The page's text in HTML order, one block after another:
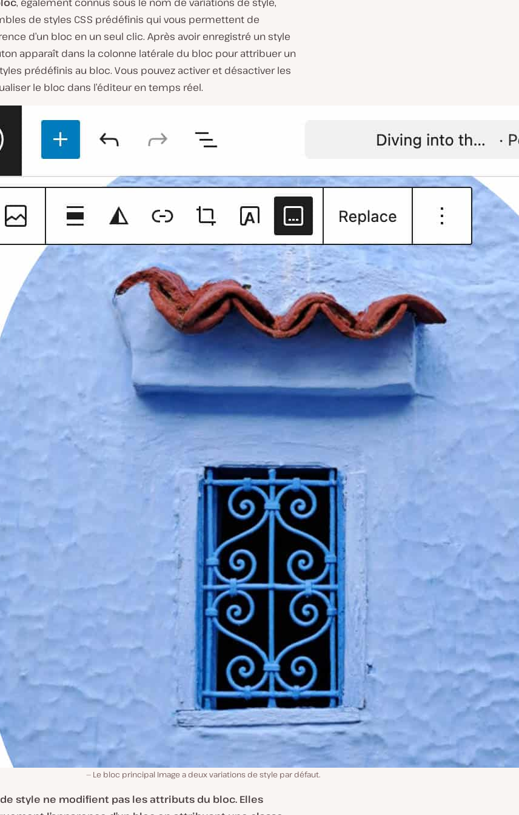
de styles CSS prédéfinis qui vous permettent de
d’un bloc en un seul clic. Après avoir enregistré un style
apparaît dans la colonne latérale du bloc pour attribuer un
prédéfinis au bloc. Vous pouvez activer et désactiver les
le bloc dans l’éditeur en temps réel.
Le bloc principal Image a deux variations de style par défaut.
style ne modifient pas les attributs du bloc. Elles